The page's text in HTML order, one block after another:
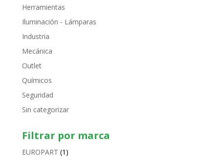
Herramientas
Iluminación - Lámparas
Industria
Mecánica
Outlet
Químicos
Seguridad
Sin categorizar
Filtrar por marca
EUROPART (1)